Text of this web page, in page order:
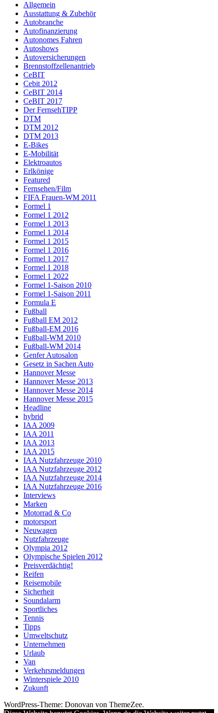
Allgemein
Ausstattung & Zubehör
Autobranche
Autofinanzierung
Autonomes Fahren
Autoshows
Autoversicherungen
Brennstoffzellenantrieb
CeBIT
Cebit 2012
CeBIT 2014
CeBIT 2017
Der FernsehTIPP
DTM
DTM 2012
DTM 2013
E-Bikes
E-Mobilität
Elektroautos
Erlkönige
Featured
Fernsehen/Film
FIFA Frauen-WM 2011
Formel 1
Formel 1 2012
Formel 1 2013
Formel 1 2014
Formel 1 2015
Formel 1 2016
Formel 1 2017
Formel 1 2018
Formel 1 2022
Formel 1-Saison 2010
Formel 1-Saison 2011
Formula E
Fußball
Fußball EM 2012
Fußball-EM 2016
Fußball-WM 2010
Fußball-WM 2014
Genfer Autosalon
Gesetz in Sachen Auto
Hannover Messe
Hannover Messe 2013
Hannover Messe 2014
Hannover Messe 2015
Headline
hybrid
IAA 2009
IAA 2011
IAA 2013
IAA 2015
IAA Nutzfahrzeuge 2010
IAA Nutzfahrzeuge 2012
IAA Nutzfahrzeuge 2014
IAA Nutzfahrzeuge 2016
Interviews
Marken
Motorrad & Co
motorsport
Neuwagen
Nutzfahrzeuge
Olympia 2012
Olympische Spielen 2012
Preisverdächtig!
Reifen
Reisemobile
Sicherheit
Soundalarm
Sportliches
Tennis
Tipps
Umweltschutz
Unternehmen
Urlaub
Van
Verkehrsmeldungen
Winterspiele 2010
Zukunft
WordPress-Theme: Donovan von ThemeZee.